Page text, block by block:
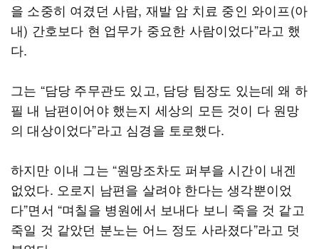
을 소중히 여겼던 사람, 재발 암 치료 중인 와이프(아
내) 간호보다 현 업무가 중요한 사람이었다”라고 했
다.
그는 “담당 주무관도 있고, 담당 팀장도 있는데 왜 하
필 내 남편이어야 했는지 세상의 모든 것이 다 원망
의 대상이었다”라고 심경을 토로했다.
하지만 이내 그는 “원망조차도 퍼부을 시간이 내겐
없었다. 오로지 남편을 살려야 한다는 생각뿐이었
다”면서 “며칠을 병원에서 보내다 보니 죽을 것 같고
죽일 것 같았던 분노는 어느 정도 사라졌다”라고 덧